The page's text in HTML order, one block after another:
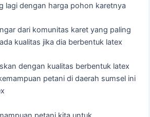
lagi dengan harga pohon karetnya
dari komunitas karet yang paling
kualitas jika dia berbentuk latex
dengan kualitas berbentuk latex
petani di daerah sumsel ini